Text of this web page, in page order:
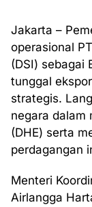
Jakarta –
operasional
(DSI) sebagai
tunggal
strategis.
negara dalam
(DHE) serta
perdagangan
Menteri
Airlangga